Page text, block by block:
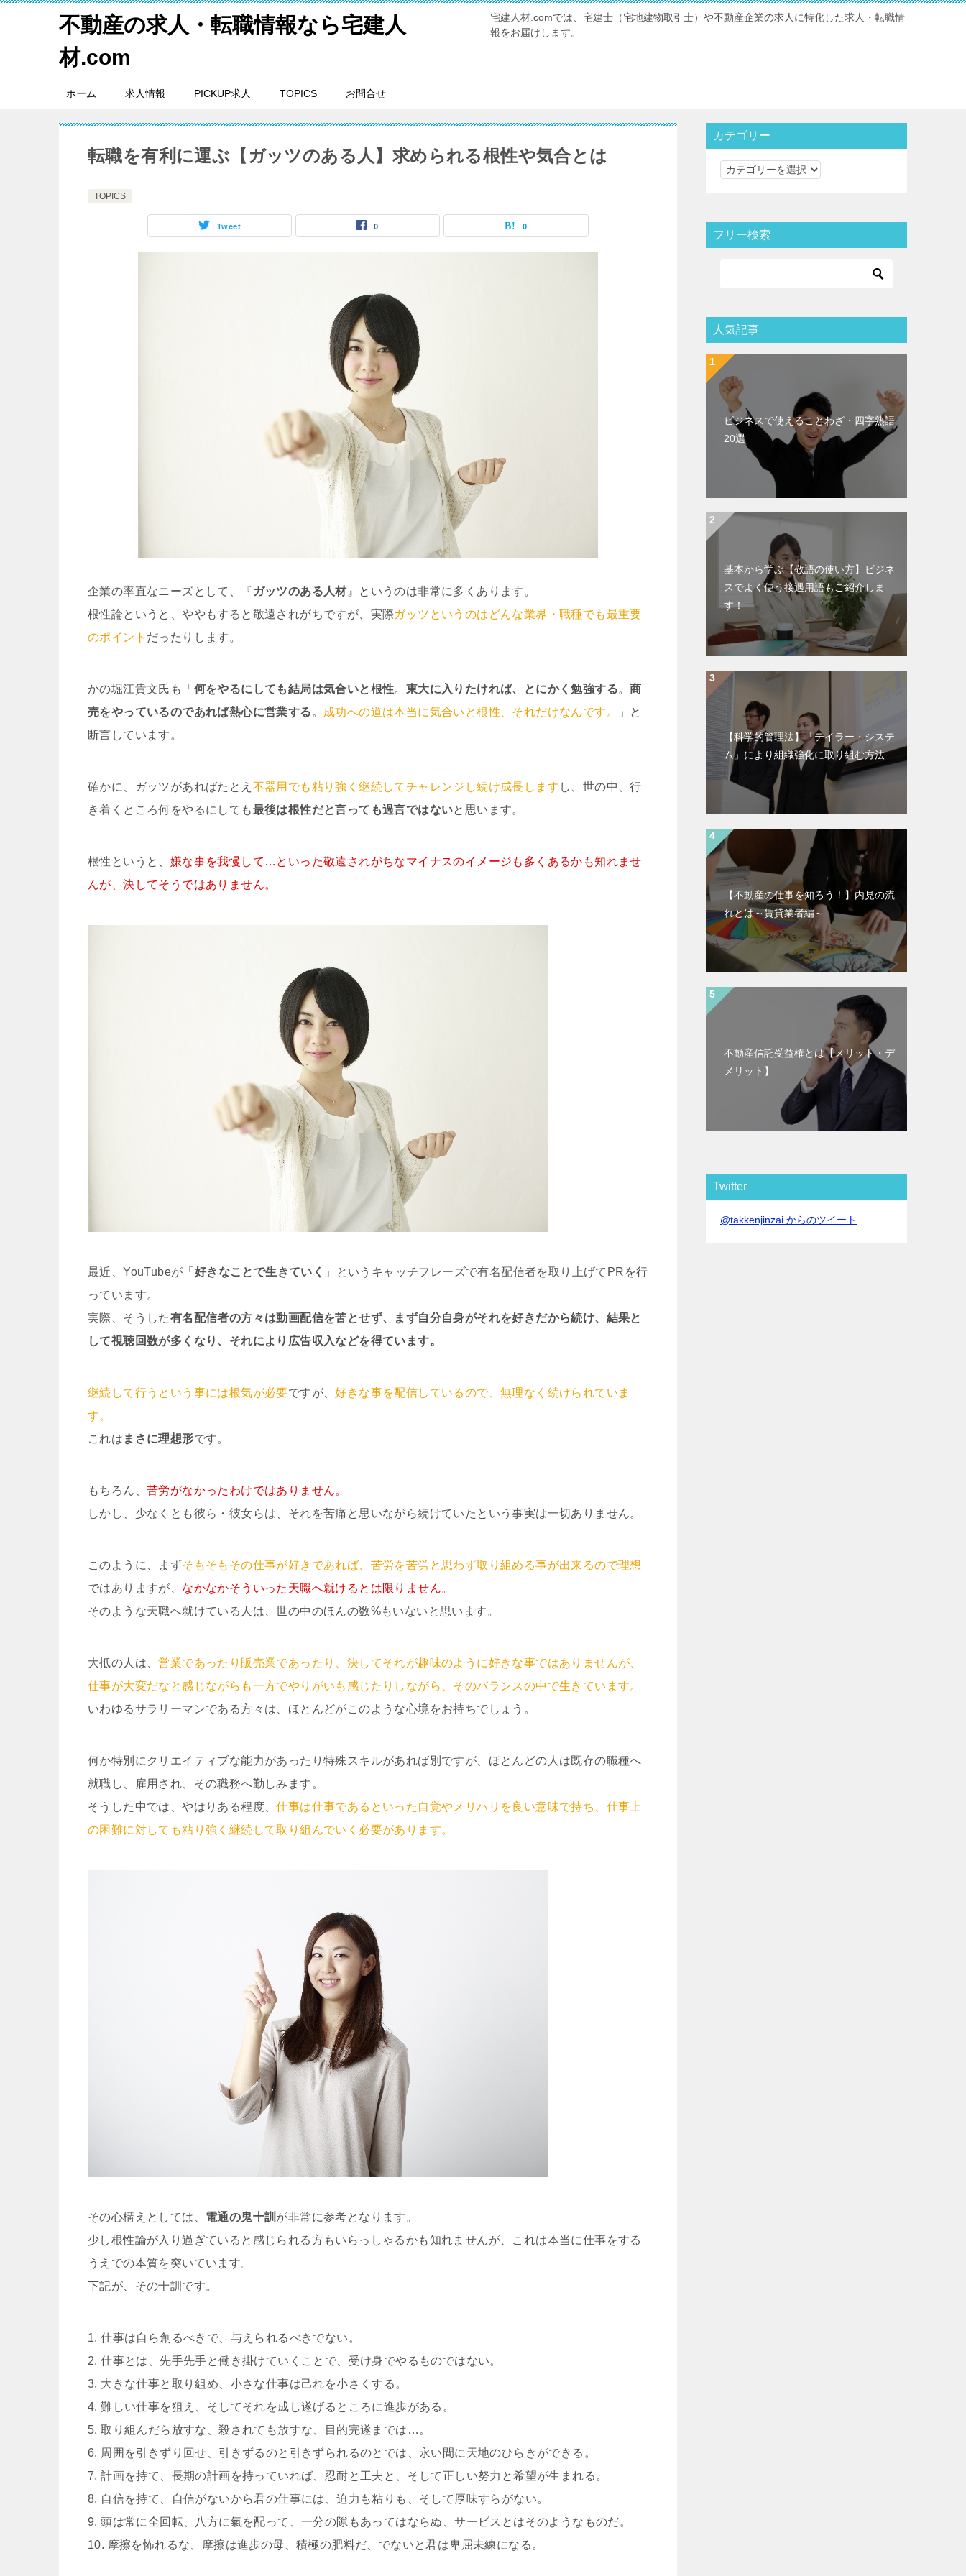
不動産の求人・転職情報なら宅建人
材.com
宅建人材.comでは、宅建士（宅地建物取引士）や不動産企業の求人に特化した求人・転職情
報をお届けします。
ホーム 求人情報 PICKUP求人 TOPICS お問合せ
転職を有利に運ぶ【ガッツのある人】求められる根性や気合とは
TOPICS
Tweet 0 0
企業の率直なニーズとして、『 ガッツのある人材』というのは非常に多くあります。
根性論というと、ややもすると敬遠されがちですが、実際ガッツというのはどんな業界・職種でも最重要
のポイント だったりします。
かの堀江貴文氏も「 何をやるにしても結局は気合いと根性。 東大に入りたければ、とにかく勉強する。商
売をやっているのであれば熱心に営業する 。 成功への道は本当に気合いと根性、それだけなんです。
」と
断言しています。
確かに、ガッツがあればたとえ 不器用でも粘り強く継続してチャレンジし続け成長します し、世の中、行
き着くところ何をやるにしても最後は根性だと言っても過言ではないと思います。
根性というと、 嫌な事を我慢して…といった敬遠されがちなマイナスのイメージも多くあるかも知れませ
んが、決してそうではありません。
最近、YouTubeが「 好きなことで生きていく
」というキャッチフレーズで有名配信者を取り上げてPRを行
っています。
実際、そうした有名配信者の方々は動画配信を苦とせず、まず自分自身がそれを好きだから続け、結果と
して視聴回数が多くなり、それにより広告収入などを得ています。
継続して行うという事には根気が必要ですが、好きな事を配信しているので、無理なく続けられていま
す。
これは まさに理想形です。
もちろん、 苦労がなかったわけではありません。
しかし、少なくとも彼ら・彼女らは、それを苦痛と思いながら続けていたという事実は一切ありません。
このように、まずそもそもその仕事が好きであれば、苦労を苦労と思わず取り組める事が出来るので理想
ではありますが、 なかなかそういった天職へ就けるとは限りません。
そのような天職へ就けている人は、世の中のほんの数%もいないと思います。
大抵の人は、営業であったり販売業であったり、決してそれが趣味のように好きな事ではありませんが、
仕事が大変だなと感じながらも一方でやりがいも感じたりしながら、そのバランスの中で生きています。
いわゆるサラリーマンである方々は、ほとんどがこのような心境をお持ちでしょう。
何か特別にクリエイティブな能力があったり特殊スキルがあれば別ですが、ほとんどの人は既存の職種へ
就職し、雇用され、その職務へ勤しみます。
そうした中では、やはりある程度、仕事は仕事であるといった自覚やメリハリを良い意味で持ち、仕事上
の困難に対しても粘り強く継続して取り組んでいく必要があります。
その心構えとしては、 電通の鬼十訓 が非常に参考となります。
少し根性論が入り過ぎていると感じられる方もいらっしゃるかも知れませんが、これは本当に仕事をする
うえでの本質を突いています。
下記が、その十訓です。
1. 仕事は自ら創るべきで、与えられるべきでない。
2. 仕事とは、先手先手と働き掛けていくことで、受け身でやるものではない。
3. 大きな仕事と取り組め、小さな仕事は己れを小さくする。
4. 難しい仕事を狙え、そしてそれを成し遂げるところに進歩がある。
5. 取り組んだら放すな、殺されても放すな、目的完遂までは…。
6. 周囲を引きずり回せ、引きずるのと引きずられるのとでは、永い間に天地のひらきができる。
7. 計画を持て、長期の計画を持っていれば、忍耐と工夫と、そして正しい努力と希望が生まれる。
8. 自信を持て、自信がないから君の仕事には、迫力も粘りも、そして厚味すらがない。
9. 頭は常に全回転、八方に氣を配って、一分の隙もあってはならぬ、サービスとはそのようなものだ。
10. 摩擦を怖れるな、摩擦は進歩の母、積極の肥料だ、でないと君は卑屈未練になる。
カテゴリー
カ
リ
ー
フリー検索
人気記事
ビジネスで使えることわざ・四字熟語
20選
基本から学ぶ【敬語の使い方】ビジネ
スでよく使う接遇用語もご紹介しま
す！
【科学的管理法】「テイラー・システ
ム」により組織強化に取り組む方法
【不動産の仕事を知ろう！】内見の流
れとは～賃貸業者編～
不動産信託受益権とは【メリット・デ
メリット】
Twitter
@takkenjinzai からのツイート